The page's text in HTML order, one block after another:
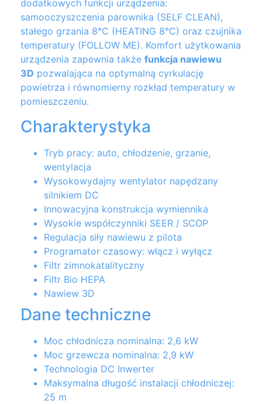
dodatkowych funkcji urządzenia:
samooczyszczenia parownika (SELF CLEAN),
stałego grzania 8°C (HEATING 8°C) oraz czujnika
temperatury (FOLLOW ME). Komfort użytkowania
urządzenia zapewnia także funkcja nawiewu
3D pozwalająca na optymalną cyrkulację
powietrza i równomierny rozkład temperatury w
pomieszczeniu.
Charakterystyka
Tryb pracy: auto, chłodzenie, grzanie,
wentylacja
Wysokowydajny wentylator napędzany
silnikiem DC
Innowacyjna konstrukcja wymiennika
Wysokie współczynniki SEER / SCOP
Regulacja siły nawiewu z pilota
Programator czasowy: włącz i wyłącz
Filtr zimnokatalityczny
Filtr Bio HEPA
Nawiew 3D
Dane techniczne
Moc chłodnicza nominalna: 2,6 kW
Moc grzewcza nominalna: 2,9 kW
Technologia DC Inwerter
Maksymalna długość instalacji chłodniczej:
25 m